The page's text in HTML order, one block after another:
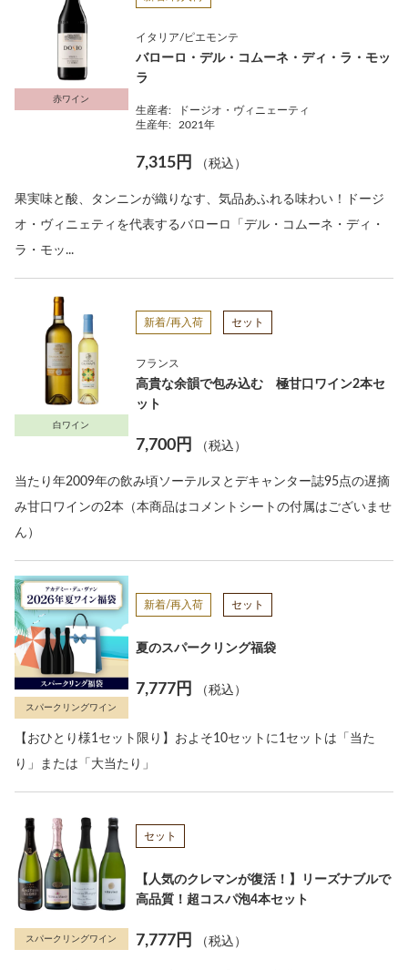
赤ワイン
イタリア/ピエモンテ
バローロ・デル・コムーネ・ディ・ラ・モッ
ラ
生産者:
ドージオ・ヴィニェーティ
生産年:
2021年
7,315円 （税込）
果実味と酸、タンニンが織りなす、気品あふれる味わい！ドージ
オ・ヴィニェティを代表するバローロ「デル・コムーネ・ディ・
ラ・モッ...
白ワイン
新着/再入荷 セット
フランス
高貴な余韻で包み込む 極甘口ワイン2本セ
ット
7,700円 （税込）
当たり年2009年の飲み頃ソーテルヌとデキャンター誌95点の遅摘
み甘口ワインの2本（本商品はコメントシートの付属はございませ
ん）
スパークリングワイン
新着/再入荷 セット
夏のスパークリング福袋
7,777円 （税込）
【おひとり様1セット限り】およそ10セットに1セットは「当た
り」または「大当たり」
スパークリングワイン
セット
【人気のクレマンが復活！】リーズナブルで
高品質！超コスパ泡4本セット
7,777円 （税込）